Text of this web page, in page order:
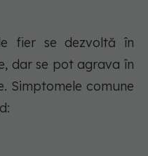
fier se dezvoltă în
dar se pot agrava în
Simptomele comune